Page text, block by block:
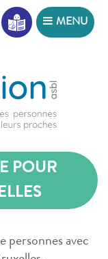
MENU
POUR
personnes avec